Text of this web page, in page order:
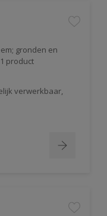
gronden en
product
verwerkbaar,